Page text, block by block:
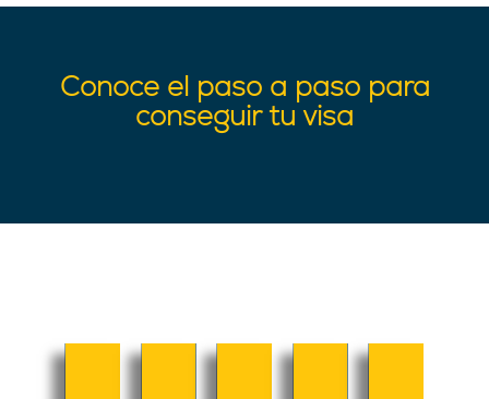
Conoce el paso a paso para
conseguir tu visa